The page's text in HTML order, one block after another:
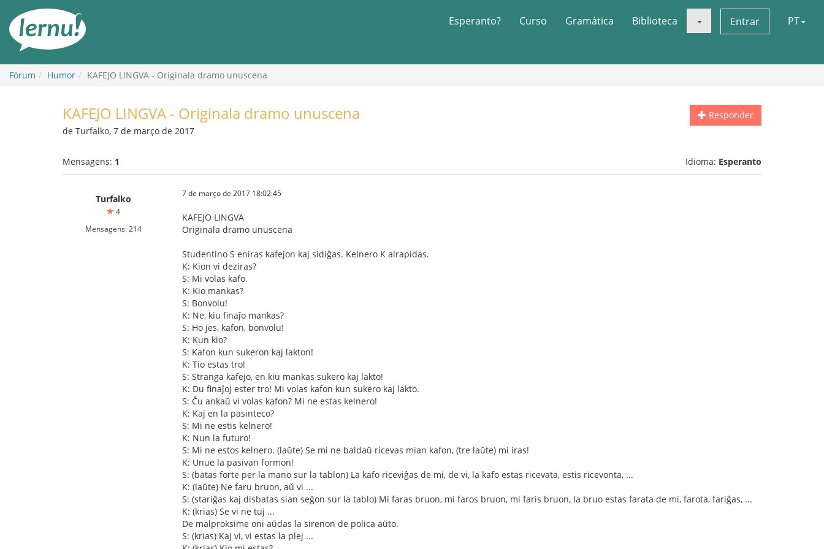
conteúdo
Esperanto? Curso Gramática Biblioteca Entrar PT
Fórum Humor KAFEJO LINGVA - Originala dramo unuscena
Responder
KAFEJO LINGVA - Originala dramo unuscena
de Turfalko, 7 de março de 2017
Mensagens: 1 Idioma: Esperanto
Turfalko
4
Mensagens: 214
7 de março de 2017 18:02:45
KAFEJO LINGVA
Originala dramo unuscena
Studentino S eniras kafejon kaj sidiĝas. Kelnero K alrapidas.
K: Kion vi deziras?
S: Mi volas kafo.
K: Kio mankas?
S: Bonvolu!
K: Ne, kiu finaĵo mankas?
S: Ho jes, kafon, bonvolu!
K: Kun kio?
S: Kafon kun sukeron kaj lakton!
K: Tio estas tro!
S: Stranga kafejo, en kiu mankas sukero kaj lakto!
K: Du finaĵoj ester tro! Mi volas kafon kun sukero kaj lakto.
S: Ĉu ankaŭ vi volas kafon? Mi ne estas kelnero!
K: Kaj en la pasinteco?
S: Mi ne estis kelnero!
K: Nun la futuro!
S: Mi ne estos kelnero. (laŭte) Se mi ne baldaŭ ricevas mian kafon, (tre laŭte) mi iras!
K: Unue la pasivan formon!
S: (batas forte per la mano sur la tablon) La kafo riceviĝas de mi, de vi, la kafo estas ricevata, estis ricevonta, ...
K: (laŭte) Ne faru bruon, aŭ vi ...
S: (stariĝas kaj disbatas sian seĝon sur la tablo) Mi faras bruon, mi faros bruon, mi faris bruon, la bruo estas farata de mi, farota, fariĝas, ...
K: (krias) Se vi ne tuj ...
De malproksime oni aŭdas la sirenon de polica aŭto.
S: (krias) Kaj vi, vi estas la plej ...